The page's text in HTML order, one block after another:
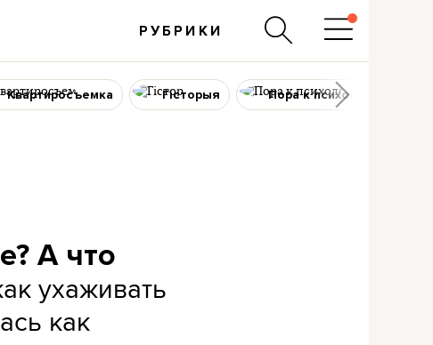
РУБРИКИ
Квартиросъемка Гісторыя Пора к психологу
А что
ухаживать
как